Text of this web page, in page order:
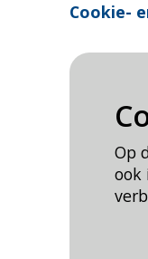
Op
ook
Cookie-